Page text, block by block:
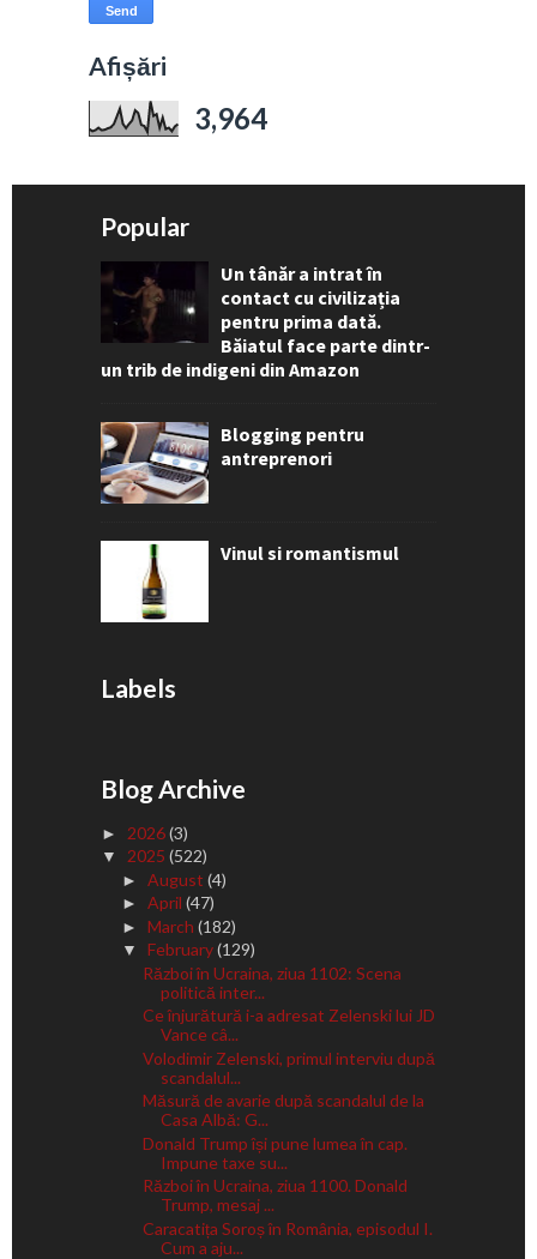
Afișări
3,964
Popular
Un tânăr a intrat în
contact cu civilizația
pentru prima dată.
Băiatul face parte dintr-
un trib de indigeni din Amazon
Blogging pentru
antreprenori
Vinul si romantismul
Labels
Blog Archive
► 2026(3)
▼ 2025 (522)
► August (4)
► April (47)
► March (182)
▼ February(129)
Război în Ucraina, ziua 1102: Scena
politică inter...
Ce înjurătură i-a adresat Zelenski lui JD
Vance câ...
Volodimir Zelenski, primul interviu după
scandalul...
Măsură de avarie după scandalul de la
Casa Albă: G...
Donald Trump își pune lumea în cap.
Impune taxe su...
Război în Ucraina, ziua 1100. Donald
Trump, mesaj ...
Caracatița Soroș în România, episodul I.
Cum a aju...